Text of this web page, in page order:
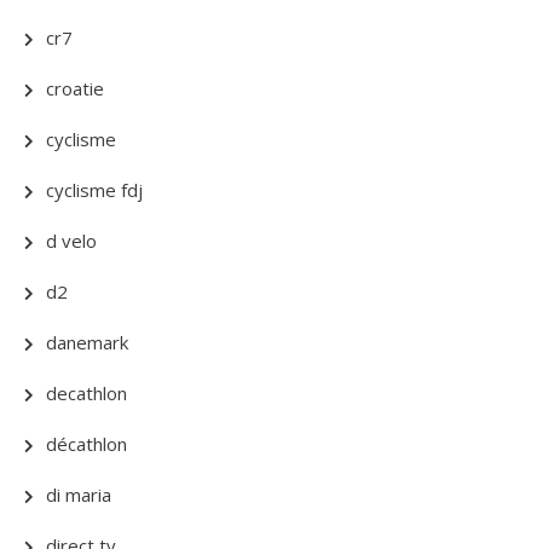
cr7
croatie
cyclisme
cyclisme fdj
d velo
d2
danemark
decathlon
décathlon
di maria